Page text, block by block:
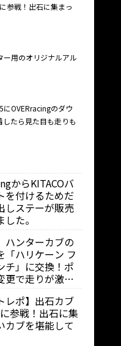
参戦！出石に集まっ
ー用のオリジナルアル
にOVERracingのダウ
たら見た目も走りも
からKITACOバ
を付けるためだ
しステーが販売
た。
ハンターカブの
「ハリケーン フ
チ」に交換！ポ
更で走りが激変
レポ】出石カブ
参戦！出石に集
カブを堪能して